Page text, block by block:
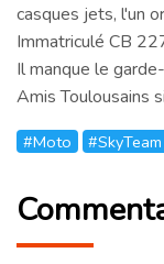
casques jets, l'un
Immatriculé CB
Il manque le
Amis Toulousains
#Moto #SkyTeam